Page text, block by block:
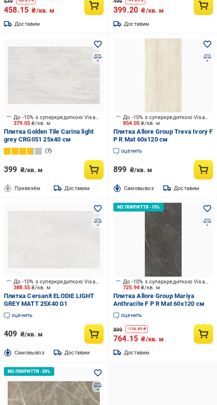
458.15 ₴/кв. м
Доставим
399.20 ₴/кв. м
Доставим
379.05₴/кв. м
До -10% з суперкредиткою Visa Вигода
Плитка Golden Tile Carina light
grey CRG051 25х40 см
7
399 ₴/кв. м
Привезём Доставим
854.05₴/кв. м
До -10% з суперкредиткою Visa Вигода
Плитка Allore Group Treva Ivory F
P R Mat 60х120 см
оценить
899 ₴/кв. м
Cамовывоз Доставим
388.55₴/кв. м
До -10% з суперкредиткою Visa Вигода
Плитка Cersanit ELODIE LIGHT
GREY MATT 25X40 G1
оценить
409 ₴/кв. м
Cамовывоз Доставим
725.94₴/кв. м
До -10% з суперкредиткою Visa Вигода
Плитка Allore Group Mariya
Anthracite F P R Mat 60x120 см
оценить
899 -134.85₴
764.15 ₴/кв. м
Доставим